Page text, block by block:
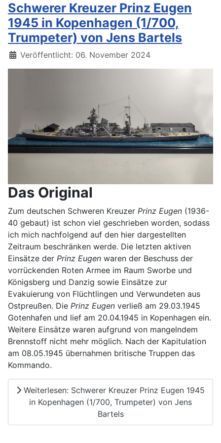
Schwerer Kreuzer Prinz Eugen
1945 in Kopenhagen (1/700,
Trumpeter) von Jens Bartels
Details
Veröffentlicht: 06. November 2024
Das Original
Zum deutschen Schweren Kreuzer Prinz Eugen (1936-
40 gebaut) ist schon viel geschrieben worden, sodass
ich mich nachfolgend auf den hier dargestellten
Zeitraum beschränken werde. Die letzten aktiven
Einsätze der Prinz Eugen waren der Beschuss der
vorrückenden Roten Armee im Raum Sworbe und
Königsberg und Danzig sowie Einsätze zur
Evakuierung von Flüchtlingen und Verwundeten aus
Ostpreußen. Die Prinz Eugen verließ am 29.03.1945
Gotenhafen und lief am 20.04.1945 in Kopenhagen ein.
Weitere Einsätze waren aufgrund von mangelndem
Brennstoff nicht mehr möglich. Nach der Kapitulation
am 08.05.1945 übernahmen britische Truppen das
Kommando.
Weiterlesen: Schwerer Kreuzer Prinz Eugen 1945
in Kopenhagen (1/700, Trumpeter) von Jens
Bartels